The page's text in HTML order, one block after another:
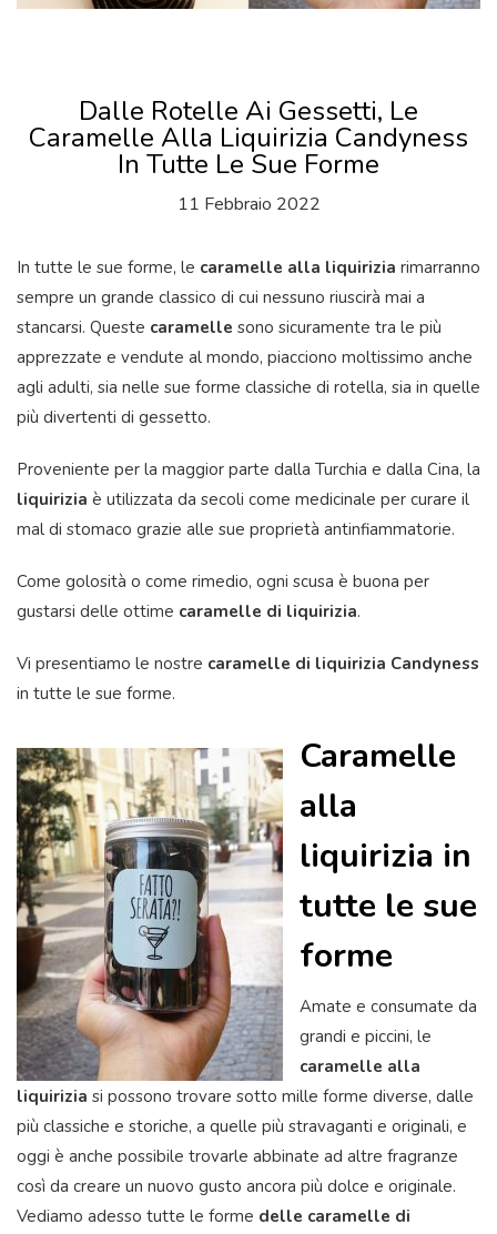
Dalle Rotelle Ai Gessetti, Le
Caramelle Alla Liquirizia Candyness
In Tutte Le Sue Forme
11 Febbraio 2022
In tutte le sue forme, le caramelle alla liquirizia rimarranno
sempre un grande classico di cui nessuno riuscirà mai a
stancarsi. Queste caramelle sono sicuramente tra le più
apprezzate e vendute al mondo, piacciono moltissimo anche
agli adulti, sia nelle sue forme classiche di rotella, sia in quelle
più divertenti di gessetto.
Proveniente per la maggior parte dalla Turchia e dalla Cina, la
liquirizia è utilizzata da secoli come medicinale per curare il
mal di stomaco grazie alle sue proprietà antinfiammatorie.
Come golosità o come rimedio, ogni scusa è buona per
gustarsi delle ottime caramelle di liquirizia.
Vi presentiamo le nostre caramelle di liquirizia Candyness
in tutte le sue forme.
Caramelle
alla
liquirizia in
tutte le sue
forme
Amate e consumate da
grandi e piccini, le
caramelle alla
liquirizia si possono trovare sotto mille forme diverse, dalle
più classiche e storiche, a quelle più stravaganti e originali, e
oggi è anche possibile trovarle abbinate ad altre fragranze
così da creare un nuovo gusto ancora più dolce e originale.
Vediamo adesso tutte le forme delle caramelle di